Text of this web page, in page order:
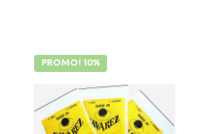
PROMO! 10%